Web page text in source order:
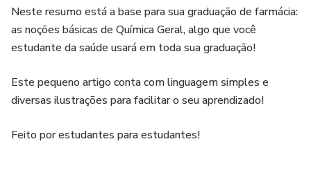
Neste resumo está a base para sua graduação de farmácia:
as noções básicas de Química Geral, algo que você
estudante da saúde usará em toda sua graduação!
Este pequeno artigo conta com linguagem simples e
diversas ilustrações para facilitar o seu aprendizado!
Feito por estudantes para estudantes!